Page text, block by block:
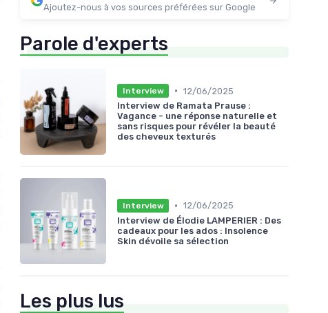
Ajoutez-nous à vos sources préférées sur Google
Parole d'experts
Interview • 12/06/2025
Interview de Ramata Prause :
Vagance - une réponse naturelle et
sans risques pour révéler la beauté
des cheveux texturés
Interview • 12/06/2025
Interview de Élodie LAMPERIER : Des
cadeaux pour les ados : Insolence
Skin dévoile sa sélection
Les plus lus